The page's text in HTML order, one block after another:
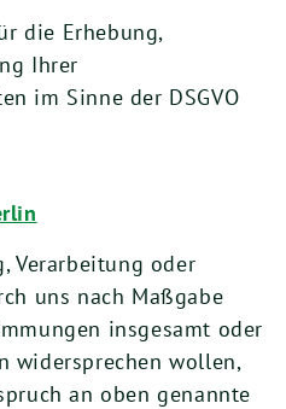
die Erhebung,
Ihrer
im Sinne der DSGVO
Verarbeitung oder
uns nach Maßgabe
insgesamt oder
widersprechen wollen,
an oben genannte